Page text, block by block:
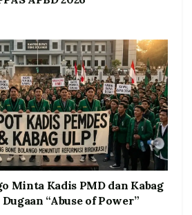
Minta Kadis PMD dan Kabag
“Abuse of Power”